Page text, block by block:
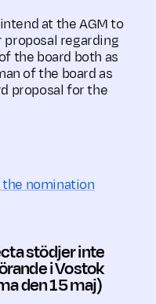
at the AGM to
regarding
the board both as
of the board as
proposal for the
nomination
stödjer inte
i Vostok
den 15 maj)